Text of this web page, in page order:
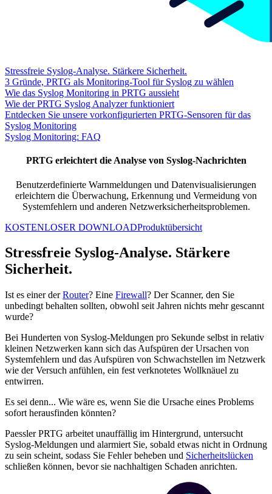
Stressfreie Syslog-Analyse. Stärkere Sicherheit.
3 Gründe, PRTG als Monitoring-Tool für Syslog zu wählen
Wie das Syslog Monitoring in PRTG aussieht
Wie der PRTG Syslog Analyzer funktioniert
Entdecken Sie unsere vorkonfigurierten PRTG-Sensoren für das
Syslog Monitoring
Syslog Monitoring: FAQ
PRTG erleichtert die Analyse von Syslog-Nachrichten
Benutzerdefinierte Warnmeldungen und Datenvisualisierungen
erleichtern die Überwachung, Erkennung und Vermeidung von
Systemfehlern und anderen Netzwerksicherheitsproblemen.
KOSTENLOSER DOWNLOADProduktübersicht
Stressfreie Syslog-Analyse. Stärkere
Sicherheit.
Ist es einer derRouter? Eine Firewall? Der Scanner, den Sie
unbedingt behalten sollten, obwohl seit Jahren nichts mehr gescannt
wurde?
Bei Hunderten von Syslog-Meldungen pro Sekunde selbst in relativ
kleinen Netzwerken kann sich das Aufspüren der Ursachen von
Systemfehlern und das Aufspüren von Schwachstellen im Netzwerk
wie der Versuch anfühlen, ein fest verknotetes Wollknäuel zu
entwirren.
Es sei denn... Wie wäre es, wenn Sie die Ursache eines Problems
sofort herausfinden könnten?
Paessler PRTG arbeitet unauffällig im Hintergrund, untersucht
Syslog-Meldungen und alarmiert Sie, sobald etwas nicht in Ordnung
zu sein scheint, sodass Sie Fehler beheben und Sicherheitslücken
schließen können, bevor sie nachhaltigen Schaden anrichten.